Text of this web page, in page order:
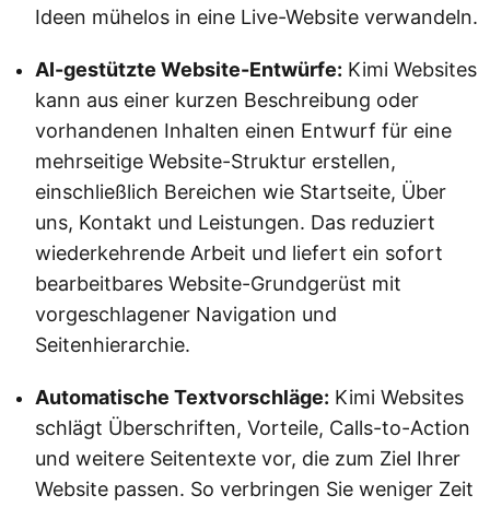
Ideen mühelos in eine Live-Website verwandeln.
AI-gestützte Website-Entwürfe: Kimi Websites
kann aus einer kurzen Beschreibung oder
vorhandenen Inhalten einen Entwurf für eine
mehrseitige Website-Struktur erstellen,
einschließlich Bereichen wie Startseite, Über
uns, Kontakt und Leistungen. Das reduziert
wiederkehrende Arbeit und liefert ein sofort
bearbeitbares Website-Grundgerüst mit
vorgeschlagener Navigation und
Seitenhierarchie.
Automatische Textvorschläge: Kimi Websites
schlägt Überschriften, Vorteile, Calls-to-Action
und weitere Seitentexte vor, die zum Ziel Ihrer
Website passen. So verbringen Sie weniger Zeit